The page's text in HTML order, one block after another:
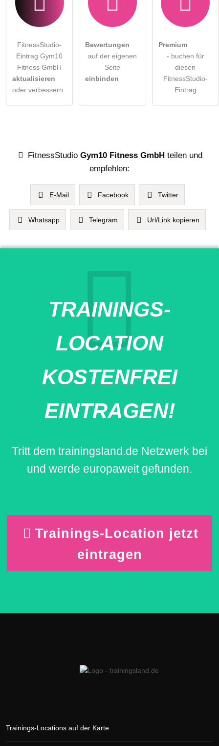
FitnessStudio-
Eintrag Gym10
Fitness GmbH
aktualisieren
oder verbessern
Bewertungen
auf der eigenen
Seite
einbinden
Premium
- buchen für
diesen
FitnessStudio-
Eintrag
FitnessStudioGym10 Fitness GmbH teilen und
empfehlen:
E-Mail Facebook Twitter
Whatsapp Telegram Url/Link kopieren
TRAININGS-
LOCATION
KOSTENFREI
EINTRAGEN!
Tritt dem trainingsland.de Netzwerk bei
und werde europaweit gefunden.
Trainings-Location jetzt
eintragen
Trainings-Locations auf der Karte